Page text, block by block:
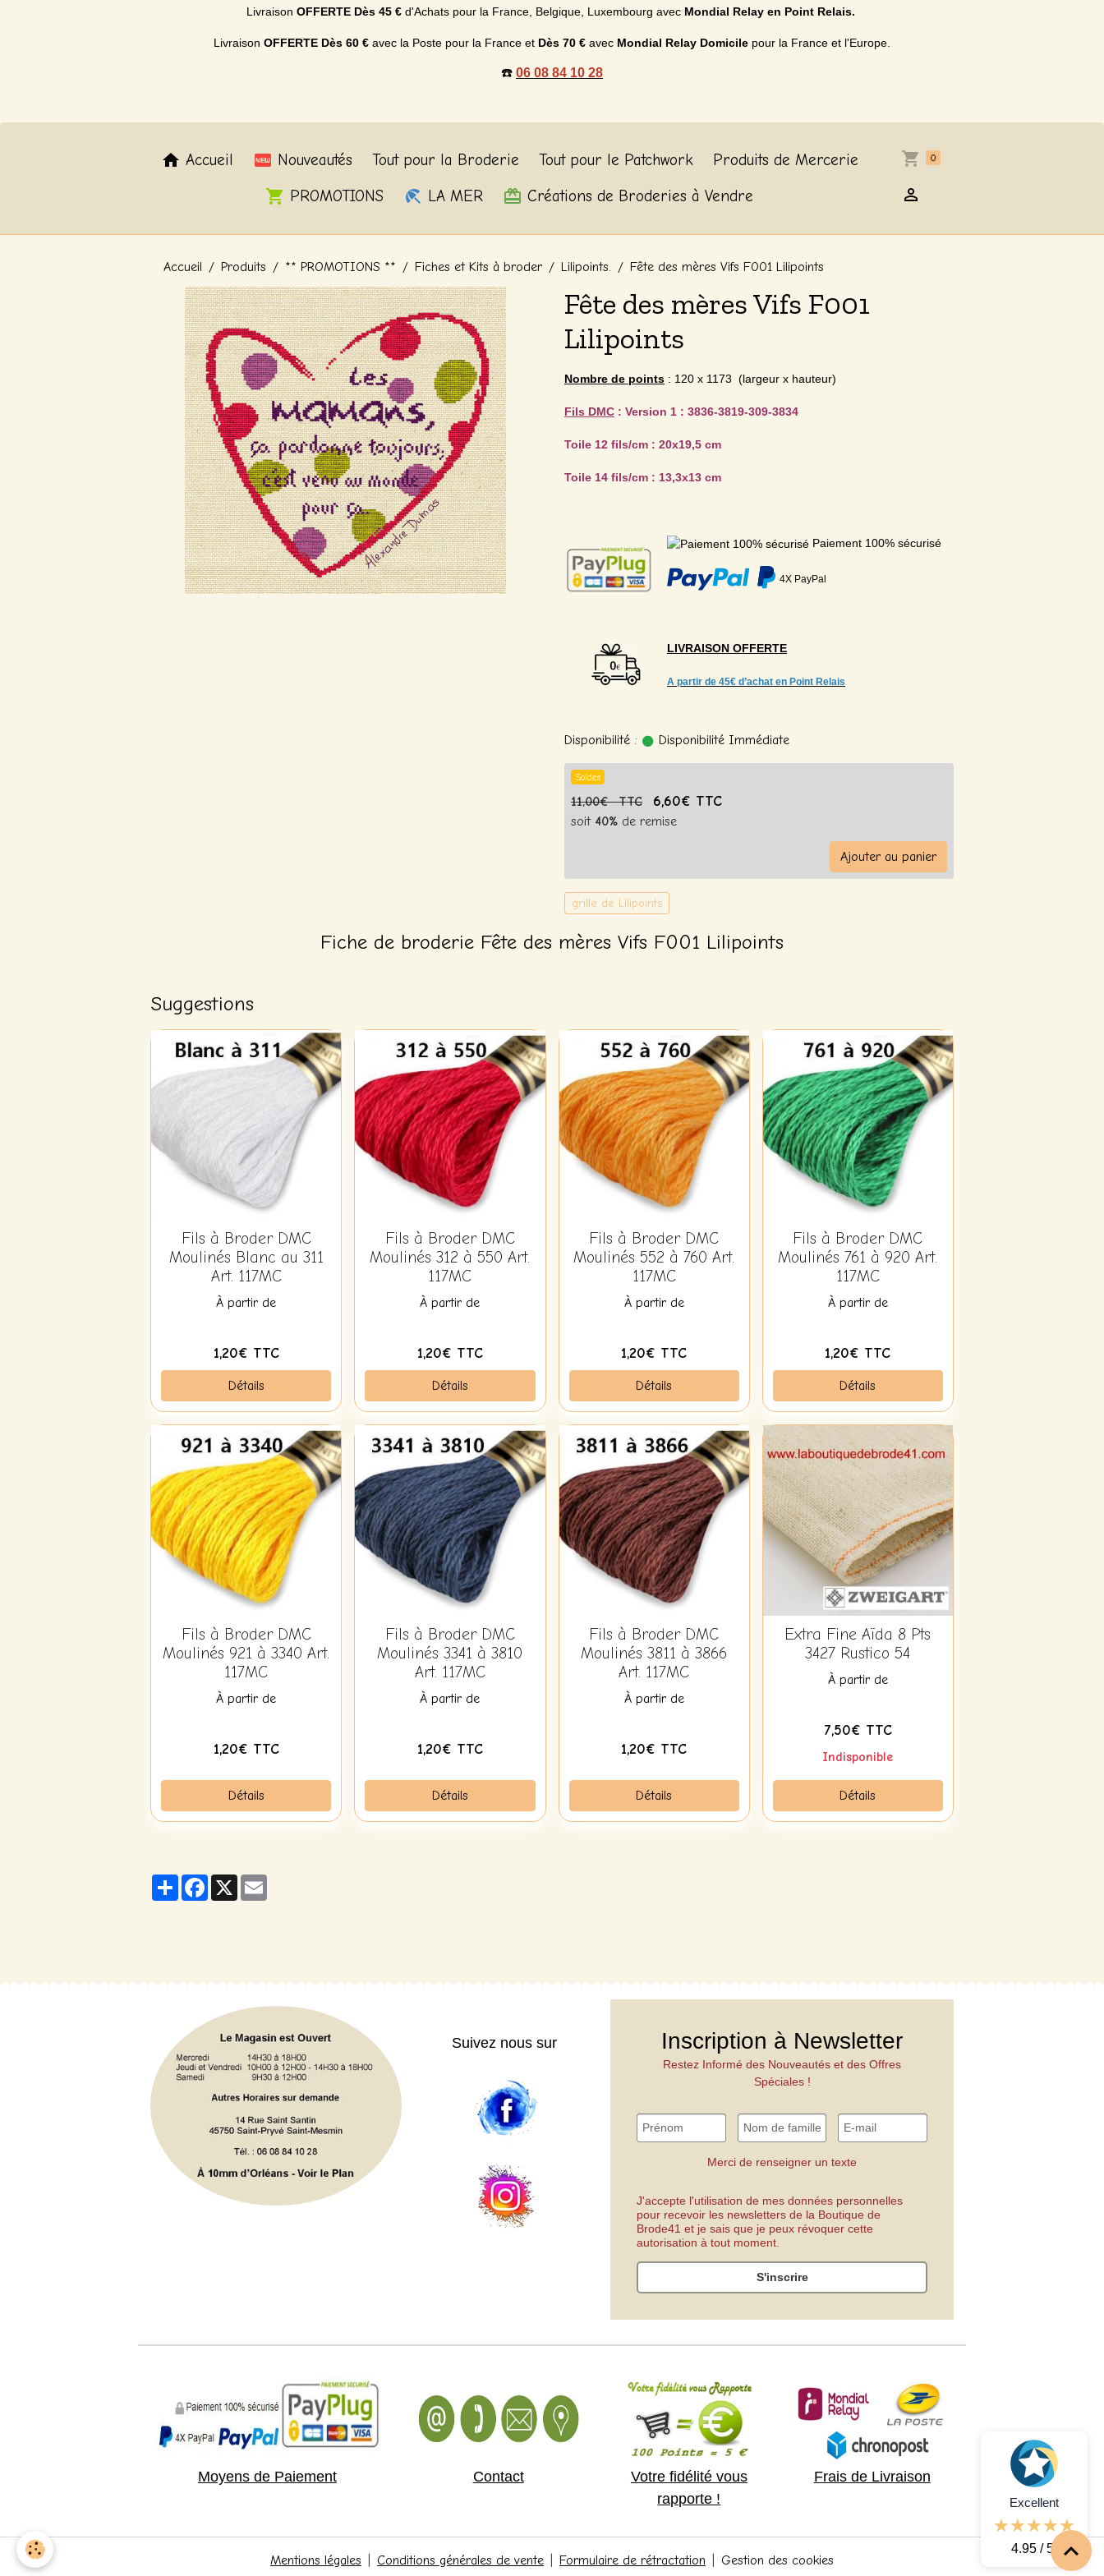
Livraison OFFERTE Dès 45 €d'Achats pour la France, Belgique, Luxembourg avec Mondial Relay en Point Relais.
Livraison OFFERTE Dès 60 € avec la Poste pour la France et Dès 70 € avec Mondial Relay Domicile pour la France et l'Europe.
☎️ 06 08 84 10 28
Accueil Nouveautés Tout pour la Broderie Tout pour le Patchwork
Produits de Mercerie
PROMOTIONS
LA MER Créations de Broderies à Vendre
0
Accueil Produits ** PROMOTIONS ** Fiches et Kits à broder Lilipoints. Fête des mères Vifs F001 Lilipoints
Fête des mères Vifs F001
Lilipoints
Nombre de points : 120 x 1173 (largeur x hauteur)
Fils DMC : Version 1 : 3836-3819-309-3834
Toile 12 fils/cm : 20x19,5 cm
Toile 14 fils/cm : 13,3x13 cm
Paiement 100% sécurisé
4X PayPal
LIVRAISON OFFERTE
A partir de 45€ d’achat en Point Relais
Disponibilité : Disponibilité Immédiate
Soldes
11,00€ TTC 6,60€ TTC
soit 40% de remise
Ajouter au panier
grille de Lilipoints
Fiche de broderie Fête des mères Vifs F001 Lilipoints
Suggestions
Fils à Broder DMC
Moulinés Blanc au 311
Art. 117MC
À partir de
1,20€ TTC
Détails
Fils à Broder DMC
Moulinés 312 à 550 Art.
117MC
À partir de
1,20€ TTC
Détails
Fils à Broder DMC
Moulinés 552 à 760 Art.
117MC
À partir de
1,20€ TTC
Détails
Fils à Broder DMC
Moulinés 761 à 920 Art.
117MC
À partir de
1,20€ TTC
Détails
Fils à Broder DMC
Moulinés 921 à 3340 Art.
117MC
À partir de
1,20€ TTC
Détails
Fils à Broder DMC
Moulinés 3341 à 3810
Art. 117MC
À partir de
1,20€ TTC
Détails
Fils à Broder DMC
Moulinés 3811 à 3866
Art. 117MC
À partir de
1,20€ TTC
Détails
Extra Fine Aïda 8 Pts
3427 Rustico 54
À partir de
7,50€ TTC
Indisponible
Détails
PartagerFacebook
X
Suivez nous sur Inscription à Newsletter
Restez Informé des Nouveautés et des Offres
Spéciales !
Merci de renseigner un texte
J'accepte l'utilisation de mes données personnelles
pour recevoir les newsletters de la Boutique de
Brode41 et je sais que je peux révoquer cette
autorisation à tout moment.
S'inscrire
Moyens de Paiement Contact
Votre fidélité vous
rapporte !
Frais de Livraison
Mentions légales Conditions générales de vente Formulaire de rétractation Gestion des cookies
Excellent
4.95 / 5